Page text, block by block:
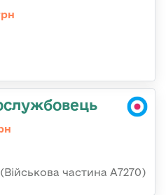
частина А7270)